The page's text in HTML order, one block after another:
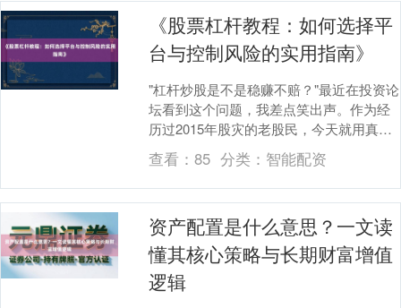
《股票杠杆教程：如何选择平
台与控制风险的实用指南》
"杠杆炒股是不是稳赚不赔？"最近在投资论
坛看到这个问题，我差点笑出声。作为经
历过2015年股灾的老股民，今天就用真实
案例和硬核数据，带大家扒开股票杠杆
的"双刃剑....
查看：85 分类： 智能配资
资产配置是什么意思？一文读
懂其核心策略与长期财富增值
逻辑